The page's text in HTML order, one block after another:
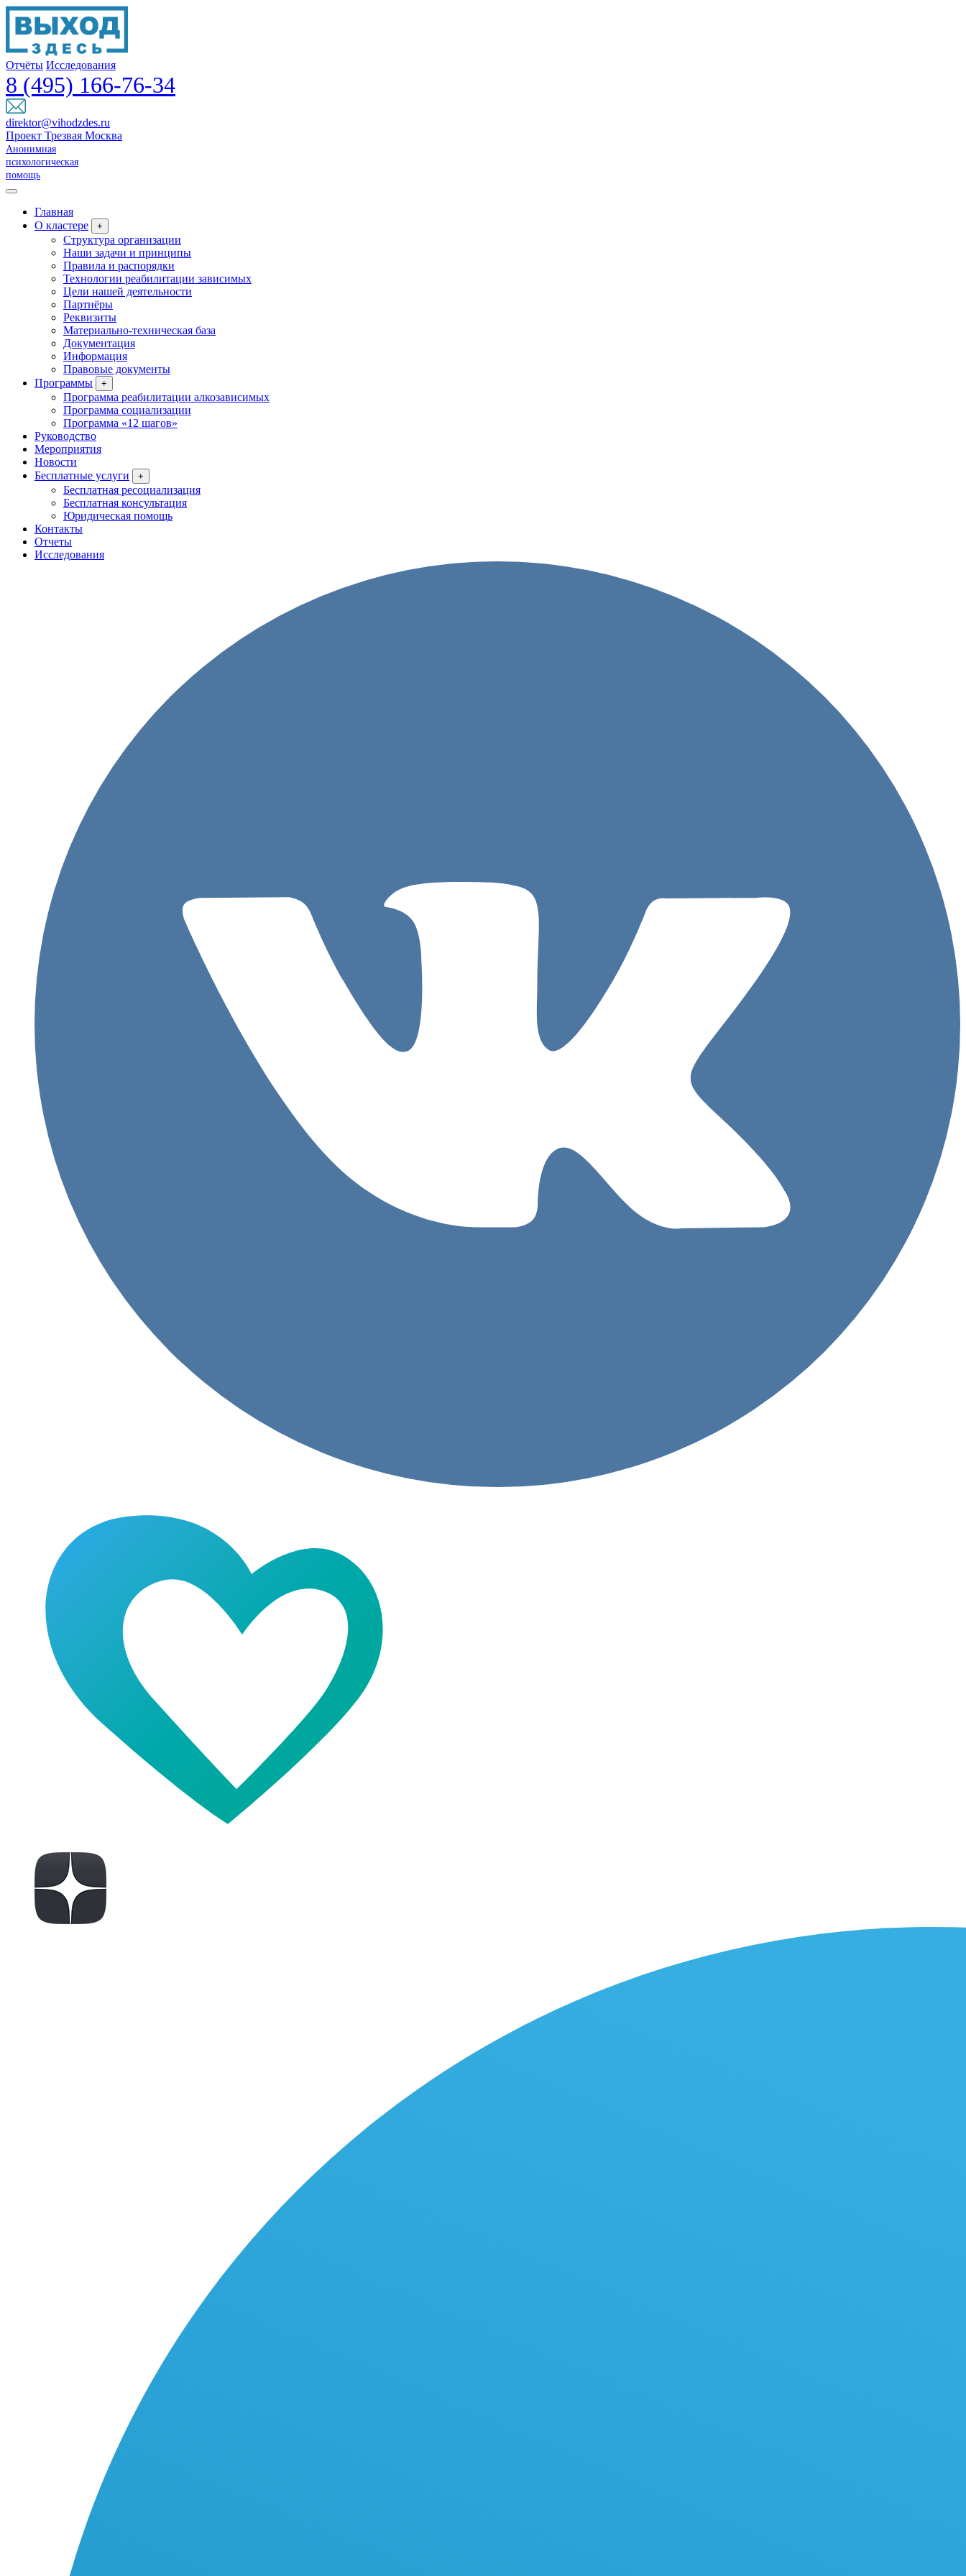
Отчёты Исследования
8 (495) 166-76-34
direktor@vihodzdes.ru
Проект Трезвая Москва
Анонимная
психологическая
помощь
Главная
О кластере
+
Структура организации
Наши задачи и принципы
Правила и распорядки
Технологии реабилитации зависимых
Цели нашей деятельности
Партнёры
Реквизиты
Материально-техническая база
Документация
Информация
Правовые документы
Программы
+
Программа реабилитации алкозависимых
Программа социализации
Программа «12 шагов»
Руководство
Мероприятия
Новости
Бесплатные услуги
+
Бесплатная ресоциализация
Бесплатная консультация
Юридическая помощь
Контакты
Отчеты
Исследования